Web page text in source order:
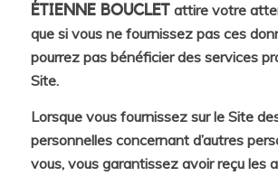
ÉTIENNE BOUCLET attire votre
que si vous ne fournissez pas ces
pourrez pas bénéficier des services
Site.
Lorsque vous fournissez sur le Site
personnelles concernant d’autres
vous, vous garantissez avoir reçu les